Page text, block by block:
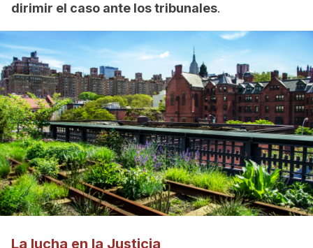
dirimir el caso ante los tribunales.
La lucha en la Justicia